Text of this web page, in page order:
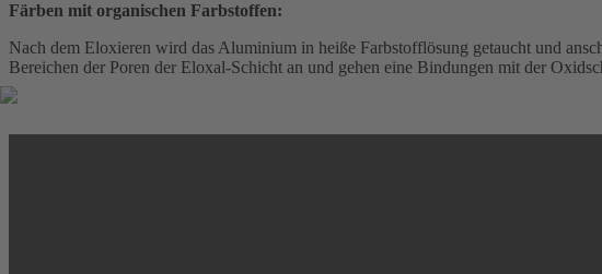
Färben mit organischen Farbstoffen:
Nach dem Eloxieren wird das Aluminium in heiße Farbstofflösung getaucht und
Bereichen der Poren der Eloxal-Schicht an und gehen eine Bindungen mit der